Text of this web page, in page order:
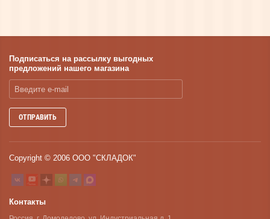
Подписаться на рассылку выгодных
предложений нашего магазина
ОТПРАВИТЬ
Copyright © 2006 ООО "СКЛАДОК"
Контакты